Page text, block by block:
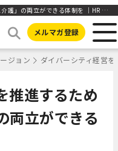
ダイバーシティ経営を推進するためには「仕事と介護」の両立ができる体制を ｜HR NOTE
メルマガ登録
ジョン ダイバーシティ経営
推進するため
両立ができる